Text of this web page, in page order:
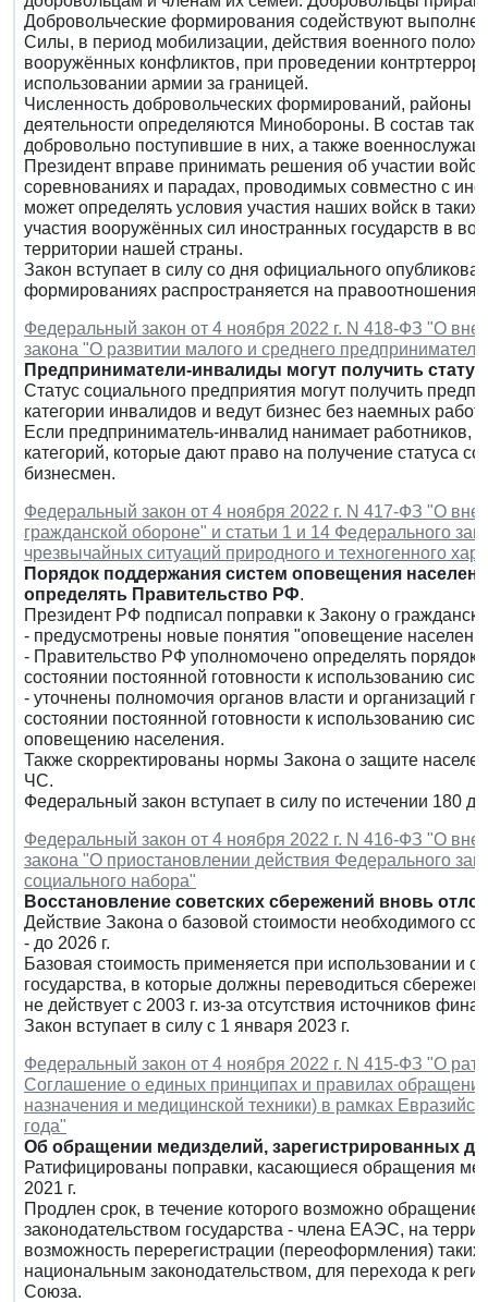
Добровольческие формирования содействуют
Силы, в период мобилизации, действия военного
вооружённых конфликтов, при проведении
использовании армии за границей.
Численность добровольческих формирований, районы
деятельности определяются Минобороны. В состав
добровольно поступившие в них, а также
Президент вправе принимать решения об участии
соревнованиях и парадах, проводимых совместно с
может определять условия участия наших войск в
участия вооружённых сил иностранных государств в
территории нашей страны.
Закон вступает в силу со дня официального
формированиях распространяется на
Федеральный закон от 4 ноября 2022 г. N 418-ФЗ "О
закона "О развитии малого и среднего
Предприниматели-инвалиды могут получить
Статус социального предприятия могут получить
категории инвалидов и ведут бизнес без наемных
Если предприниматель-инвалид нанимает работников,
категорий, которые дают право на получение статуса
бизнесмен.
Федеральный закон от 4 ноября 2022 г. N 417-ФЗ "О
гражданской обороне" и статьи 1 и 14 Федерального
чрезвычайных ситуаций природного и техногенного
Порядок поддержания систем оповещения
определять Правительство РФ.
Президент РФ подписал поправки к Закону о
- предусмотрены новые понятия "оповещение
- Правительство РФ уполномочено определять порядок
состоянии постоянной готовности к использованию
- уточнены полномочия органов власти и организаций
состоянии постоянной готовности к использованию
оповещению населения.
Также скорректированы нормы Закона о защите
ЧС.
Федеральный закон вступает в силу по истечении 180
Федеральный закон от 4 ноября 2022 г. N 416-ФЗ "О
закона "О приостановлении действия Федерального
социального набора"
Восстановление советских сбережений вновь
Действие Закона о базовой стоимости необходимого
- до 2026 г.
Базовая стоимость применяется при использовании и
государства, в которые должны переводиться
не действует с 2003 г. из-за отсутствия источников
Закон вступает в силу с 1 января 2023 г.
Федеральный закон от 4 ноября 2022 г. N 415-ФЗ "О
Соглашение о единых принципах и правилах
назначения и медицинской техники) в рамках
года"
Об обращении медизделий, зарегистрированных до
Ратифицированы поправки, касающиеся обращения
2021 г.
Продлен срок, в течение которого возможно обращение
законодательством государства - члена ЕАЭС, на
возможность перерегистрации (переоформления)
национальным законодательством, для перехода к
Союза.